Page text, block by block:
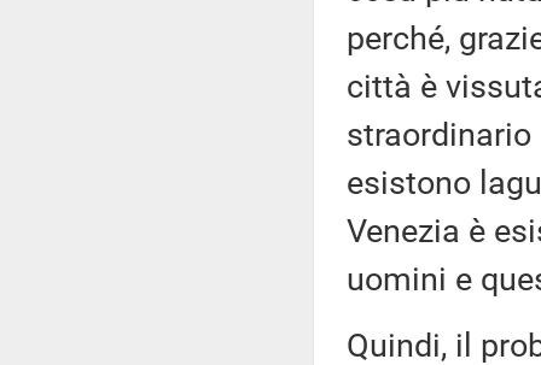
perché,
città è
esistono
Venezia è
uomini e
Quindi, il